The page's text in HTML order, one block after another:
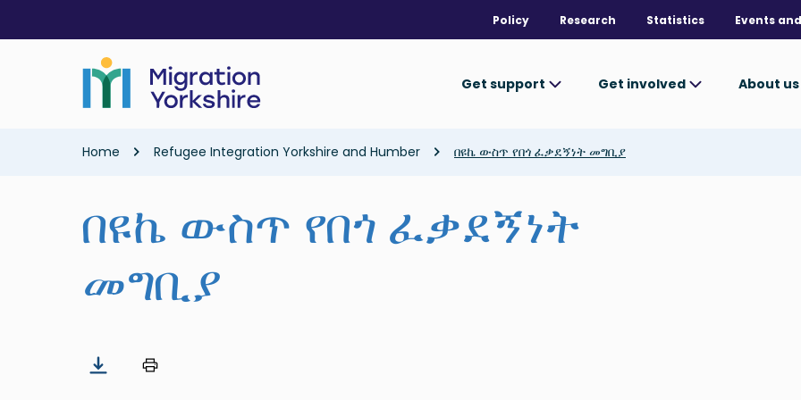
main
Policy Research Statistics Events
Get support Get involved About us
Breadcrumb
Home Refugee Integration Yorkshire and Humber በዩኬ ውስጥ የበጎ ፈቃደኝነት መግቢያ
በዩኬ ውስጥ የበጎ ፈቃደኝነት
መግቢያ